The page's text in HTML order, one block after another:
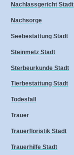
Nachlassgericht Stadt
Nachsorge
Seebestattung Stadt
Steinmetz Stadt
Sterbeurkunde Stadt
Tierbestattung Stadt
Todesfall
Trauer
Trauerfloristik Stadt
Trauerhilfe Stadt